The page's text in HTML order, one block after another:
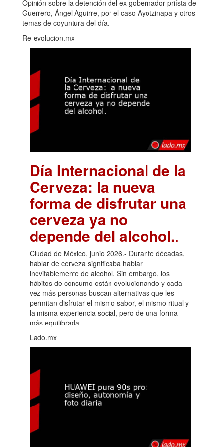
Opinión sobre la detención del ex gobernador priísta de
Guerrero, Ángel Aguirre, por el caso Ayotzinapa y otros
temas de coyuntura del día.
Re-evolucion.mx
Día Internacional de la
Cerveza: la nueva
forma de disfrutar una
cerveza ya no
depende del alcohol..
Ciudad de México, junio 2026.- Durante décadas,
hablar de cerveza significaba hablar
inevitablemente de alcohol. Sin embargo, los
hábitos de consumo están evolucionando y cada
vez más personas buscan alternativas que les
permitan disfrutar el mismo sabor, el mismo ritual y
la misma experiencia social, pero de una forma
más equilibrada.
Lado.mx